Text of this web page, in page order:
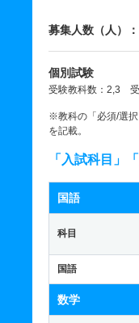
募集人数（人）
個別試験
受験教科数：2,3
※教科の「必須/選
を記載。
「入試科目」
国語
科目
国語
数学